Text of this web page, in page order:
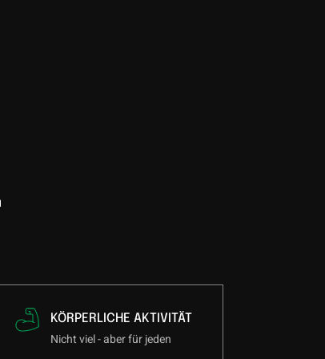
KÖRPERLICHE AKTIVITÄT
Nicht viel - aber für jeden